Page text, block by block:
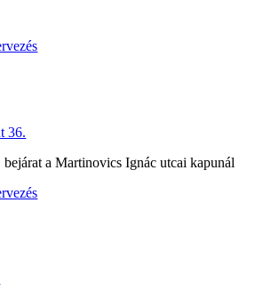
36.
a Martinovics Ignác utcai kapunál